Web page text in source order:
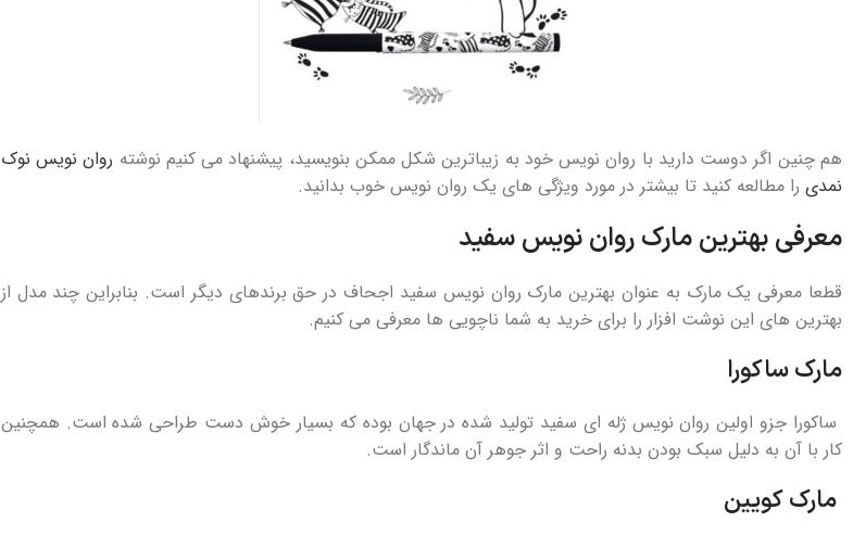
هم چنین اگر دوست دارید با روان نویس خود به زیباترین شکل ممکن بنویسید، پیشنهاد می کنیم نوشته روان نویس نوک
نمدی را مطالعه کنید تا بیشتر در مورد ویژگی های یک روان نویس خوب بدانید.
معرفی بهترین مارک روان نویس سفید
قطعا معرفی یک مارک به عنوان بهترین مارک روان نویس سفید اجحاف در حق برندهای دیگر است. بنابراین چند مدل از
بهترین‌ های این نوشت‌ افزار را برای خرید به شما ناچویی ها معرفی می‌ کنیم.
مارک ساکورا
ساکورا جزو اولین روان نویس‌ ژله ای سفید تولید شده در جهان بوده که بسیار خوش‌ دست طراحی شده است. همچنین
کار با آن به دلیل سبک بودن بدنه راحت و اثر جوهر آن ماندگار است.
مارک کویین